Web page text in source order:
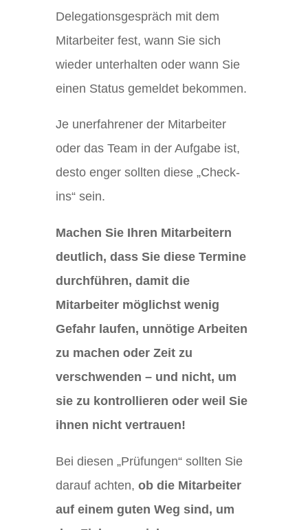
Delegationsgespräch mit dem
Mitarbeiter fest, wann Sie sich
wieder unterhalten oder wann Sie
einen Status gemeldet bekommen.
Je unerfahrener der Mitarbeiter
oder das Team in der Aufgabe ist,
desto enger sollten diese „Check-
ins“ sein.
Machen Sie Ihren Mitarbeitern
deutlich, dass Sie diese Termine
durchführen, damit die
Mitarbeiter möglichst wenig
Gefahr laufen, unnötige Arbeiten
zu machen oder Zeit zu
verschwenden – und nicht, um
sie zu kontrollieren oder weil Sie
ihnen nicht vertrauen!
Bei diesen „Prüfungen“ sollten Sie
darauf achten, ob die Mitarbeiter
auf einem guten Weg sind, um